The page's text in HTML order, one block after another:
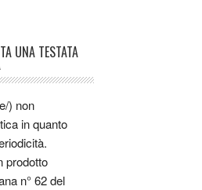
UNA TESTATA
) non
in quanto
prodotto
n° 62 del